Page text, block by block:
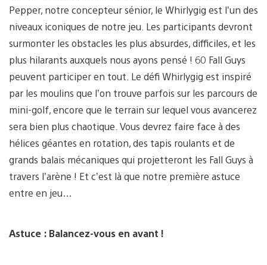
Pepper, notre concepteur sénior, le Whirlygig est l’un des
niveaux iconiques de notre jeu. Les participants devront
surmonter les obstacles les plus absurdes, difficiles, et les
plus hilarants auxquels nous ayons pensé ! 60 Fall Guys
peuvent participer en tout. Le défi Whirlygig est inspiré
par les moulins que l’on trouve parfois sur les parcours de
mini-golf, encore que le terrain sur lequel vous avancerez
sera bien plus chaotique. Vous devrez faire face à des
hélices géantes en rotation, des tapis roulants et de
grands balais mécaniques qui projetteront les Fall Guys à
travers l’arène ! Et c’est là que notre première astuce
entre en jeu…
Astuce : Balancez-vous en avant !